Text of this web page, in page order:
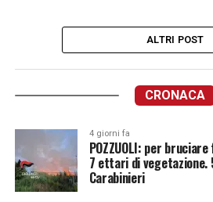
ALTRI POST
CRONACA
4 giorni fa
POZZUOLI: per
7 ettari di
Carabinieri